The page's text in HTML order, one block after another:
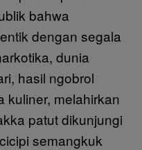
bahwa
dengan segala
dunia
hasil ngobrol
kuliner, melahirkan
patut dikunjungi
semangkuk